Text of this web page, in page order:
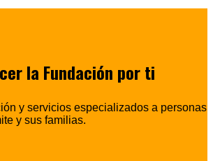
la Fundación por ti
y servicios especializados a personas
y sus familias.